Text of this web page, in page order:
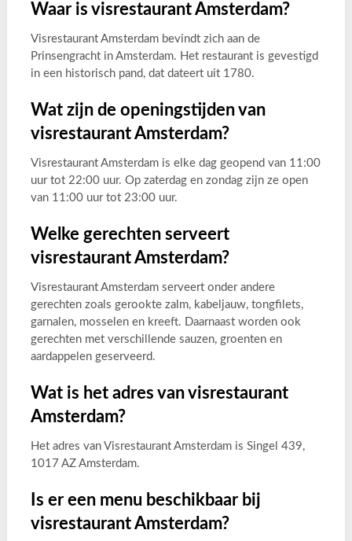
Waar is visrestaurant Amsterdam?
Visrestaurant Amsterdam bevindt zich aan de
Prinsengracht in Amsterdam. Het restaurant is gevestigd
in een historisch pand, dat dateert uit 1780.
Wat zijn de openingstijden van
visrestaurant Amsterdam?
Visrestaurant Amsterdam is elke dag geopend van 11:00
uur tot 22:00 uur. Op zaterdag en zondag zijn ze open
van 11:00 uur tot 23:00 uur.
Welke gerechten serveert
visrestaurant Amsterdam?
Visrestaurant Amsterdam serveert onder andere
gerechten zoals gerookte zalm, kabeljauw, tongfilets,
garnalen, mosselen en kreeft. Daarnaast worden ook
gerechten met verschillende sauzen, groenten en
aardappelen geserveerd.
Wat is het adres van visrestaurant
Amsterdam?
Het adres van Visrestaurant Amsterdam is Singel 439,
1017 AZ Amsterdam.
Is er een menu beschikbaar bij
visrestaurant Amsterdam?